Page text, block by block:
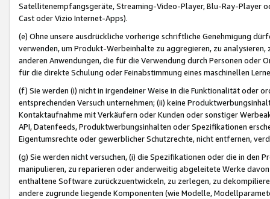
Satellitenempfangsgeräte, Streaming-Video-Player, Blu-Ray-Player
Cast oder Vizio Internet-Apps).
(e) Ohne unsere ausdrückliche vorherige schriftliche Genehmigung
verwenden, um Produkt-Werbeinhalte zu aggregieren, zu
anderen Anwendungen, die für die Verwendung durch Personen
für die direkte Schulung oder Feinabstimmung eines maschinellen
(f) Sie werden (i) nicht in irgendeiner Weise in die Funktionalität oder
entsprechenden Versuch unternehmen; (ii) keine
Kontaktaufnahme mit Verkäufern oder Kunden oder sonstiger
API, Datenfeeds, Produktwerbungsinhalten oder Spezifikationen
Eigentumsrechte oder gewerblicher Schutzrechte, nicht entfernen,
(g) Sie werden nicht versuchen, (i) die Spezifikationen oder die in
manipulieren, zu reparieren oder anderweitig abgeleitete Werke
enthaltene Software zurückzuentwickeln, zu zerlegen, zu
andere zugrunde liegende Komponenten (wie Modelle,